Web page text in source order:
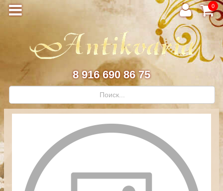
0
8 916 690 86 75